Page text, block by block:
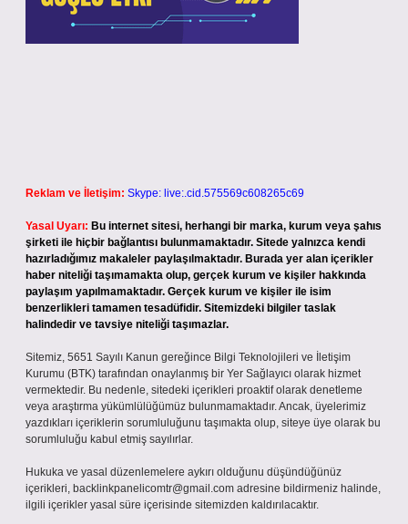
Reklam ve İletişim: Skype: live:.cid.575569c608265c69
Yasal Uyarı: Bu internet sitesi, herhangi bir marka, kurum veya şahıs
şirketi ile hiçbir bağlantısı bulunmamaktadır. Sitede yalnızca kendi
hazırladığımız makaleler paylaşılmaktadır. Burada yer alan içerikler
haber niteliği taşımamakta olup, gerçek kurum ve kişiler hakkında
paylaşım yapılmamaktadır. Gerçek kurum ve kişiler ile isim
benzerlikleri tamamen tesadüfidir. Sitemizdeki bilgiler taslak
halindedir ve tavsiye niteliği taşımazlar.
Sitemiz, 5651 Sayılı Kanun gereğince Bilgi Teknolojileri ve İletişim
Kurumu (BTK) tarafından onaylanmış bir Yer Sağlayıcı olarak hizmet
vermektedir. Bu nedenle, sitedeki içerikleri proaktif olarak denetleme
veya araştırma yükümlülüğümüz bulunmamaktadır. Ancak, üyelerimiz
yazdıkları içeriklerin sorumluluğunu taşımakta olup, siteye üye olarak bu
sorumluluğu kabul etmiş sayılırlar.
Hukuka ve yasal düzenlemelere aykırı olduğunu düşündüğünüz
içerikleri, backlinkpanelicomtr@gmail.com adresine bildirmeniz halinde,
ilgili içerikler yasal süre içerisinde sitemizden kaldırılacaktır.